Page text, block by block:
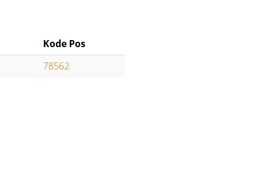
Kode Pos
78562